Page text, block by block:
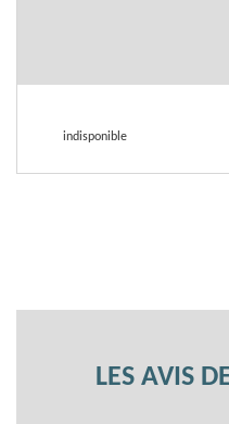
indisponible
LES AVIS